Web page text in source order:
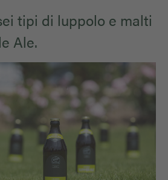
tipi di luppolo e malti
Ale.